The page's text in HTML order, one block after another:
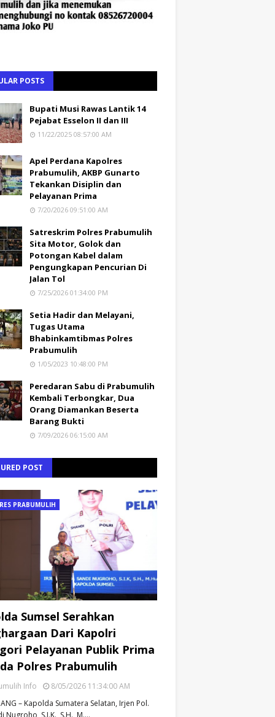
POSTS
Bupati Musi Rawas Lantik 14
Pejabat Esselon II dan III
11/22/2025 08:57:00 AM
Apel Perdana Kapolres
Prabumulih, AKBP Gunarto
Tekankan Disiplin dan
Pelayanan Prima
7/20/2026 09:51:00 AM
Satreskrim Polres Prabumulih
Sita Motor, Golok dan
Potongan Kabel dalam
Pengungkapan Pencurian Di
Jalan Tol
7/25/2026 01:34:00 PM
Setia Hadir dan Melayani,
Tugas Utama
Bhabinkamtibmas Polres
Prabumulih
1/05/2023 10:48:00 PM
Peredaran Sabu di Prabumulih
Kembali Terbongkar, Dua
Orang Diamankan Beserta
Barang Bukti
7/09/2026 06:15:00 AM
POST
PRABUMULIH
Sumsel Serahkan
Dari Kapolri
Pelayanan Publik Prima
Polres Prabumulih
Info
8/05/2026 11:34:00 AM
– Kapolda Sumatera Selatan, Irjen Pol.
Nugroho, S.I.K., S.H., M.…